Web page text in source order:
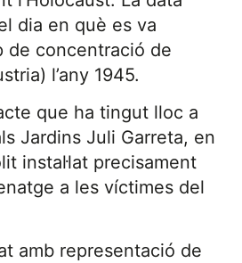
dia en què es va
de concentració de
l’any 1945.
que ha tingut lloc a
Jardins Juli Garreta, en
instal·lat precisament
a les víctimes del
amb representació de